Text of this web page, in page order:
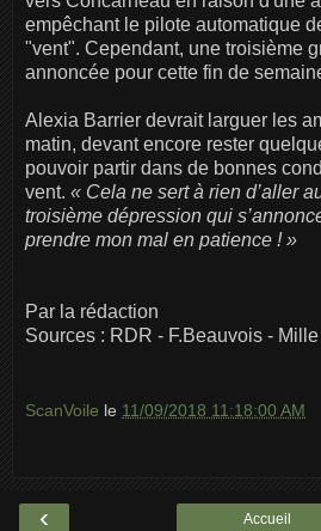
empêchant le pilote automatique
"vent". Cependant, une troisième
annoncée pour cette fin de
Alexia Barrier devrait larguer les
matin, devant encore rester
pouvoir partir dans de bonnes
vent. « Cela ne sert à rien d’aller
troisième dépression qui
prendre mon mal en patience ! »
Par la rédaction
Sources : RDR - F.Beauvois -
ScanVoile le 11/09/2018 11:18:00 AM
‹ Accueil